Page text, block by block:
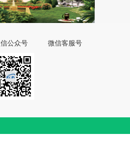
公众号 微信客服号